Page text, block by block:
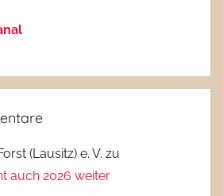
(Lausitz) e. V. zu
auch 2026 weiter